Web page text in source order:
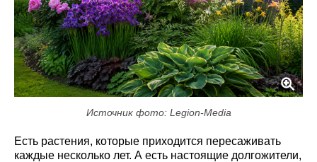
Источник фото: Legion-Media
Есть растения, которые приходится пересаживать
каждые несколько лет. А есть настоящие долгожители,